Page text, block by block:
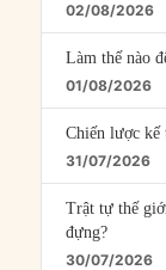
02/08/2026
Làm thế nào
01/08/2026
Chiến lược
31/07/2026
Trật tự thế
đựng?
30/07/2026